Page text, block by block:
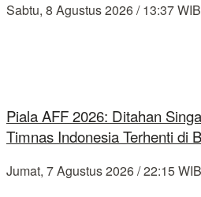
Sabtu, 8 Agustus 2026 / 13:37 WIB
Piala AFF 2026: Ditahan
Timnas Indonesia Terhenti di
Jumat, 7 Agustus 2026 / 22:15 WIB